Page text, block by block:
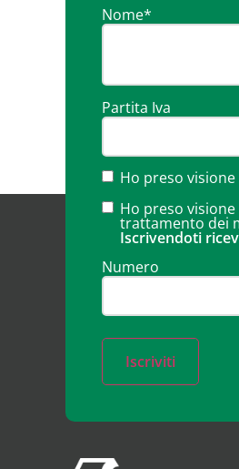
Nome*
Partita Iva
Ho preso visione
Ho preso
trattamento dei
Iscrivendoti
Numero
Iscriviti